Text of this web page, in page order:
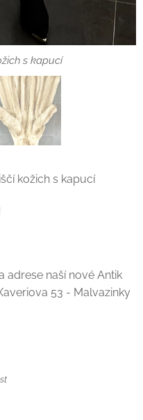
s kapucí
s kapucí
kožich s kapucí
adrese naší nové Antik
53 - Malvazinky